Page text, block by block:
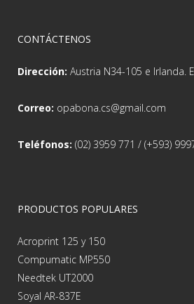
CONTÁCTENOS
Dirección: Austria N34-105 e Irlanda.
Correo: opabona.cs@gmail.com
Teléfonos: (02) 3959 771 / (+593)
PRODUCTOS POPULARES
Acroprint 125 y 150
Compumatic MP550
Needtek UT2000
Soyal AR-837E